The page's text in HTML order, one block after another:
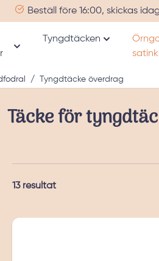
Beställ före 16:00, skickas idag
Visa undermeny för kategori
Tyngdtäcken
Visa
/ Tyngdtäcke överdrag
Täcke för
13resultat